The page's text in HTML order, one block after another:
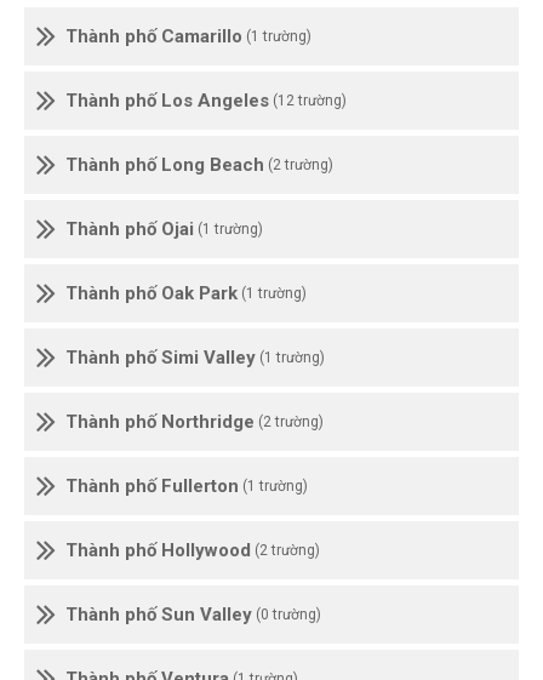
Thành phố Camarillo (1 trường)
Thành phố Los Angeles (12 trường)
Thành phố Long Beach (2 trường)
Thành phố Ojai (1 trường)
Thành phố Oak Park (1 trường)
Thành phố Simi Valley (1 trường)
Thành phố Northridge (2 trường)
Thành phố Fullerton (1 trường)
Thành phố Hollywood (2 trường)
Thành phố Sun Valley (0 trường)